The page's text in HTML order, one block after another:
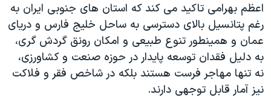
اعظم بهرامی تاکید می کند که استان های جنوبی ایران به
رغم پتانسیل بالای دسترسی به ساحل خلیج فارس و دریای
عمان و همینطور تنوع طبیعی و امکان رونق گردش گری،
به دلیل فقدان توسعه پایدار در حوزه صنعت و کشاورزی،
نه تنها مهاجر فرست هستند بلکه در شاخص فقر و فلاکت
نیز آمار قابل توجهی دارند.